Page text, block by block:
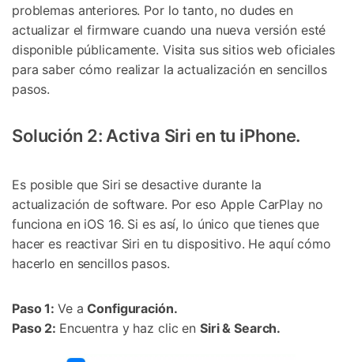
problemas anteriores. Por lo tanto, no dudes en
actualizar el firmware cuando una nueva versión esté
disponible públicamente. Visita sus sitios web oficiales
para saber cómo realizar la actualización en sencillos
pasos.
Solución 2: Activa Siri en tu iPhone.
Es posible que Siri se desactive durante la
actualización de software. Por eso Apple CarPlay no
funciona en iOS 16. Si es así, lo único que tienes que
hacer es reactivar Siri en tu dispositivo. He aquí cómo
hacerlo en sencillos pasos.
Paso 1: Ve aConfiguración.
Paso 2: Encuentra y haz clic en Siri & Search.